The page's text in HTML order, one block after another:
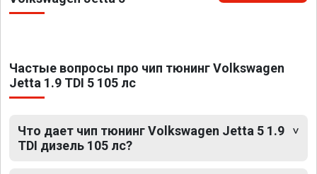
Частые вопросы про чип тюнинг Volkswagen
Jetta 1.9 TDI 5 105 лс
Что дает чип тюнинг Volkswagen Jetta 5 1.9
TDI дизель 105 лс?